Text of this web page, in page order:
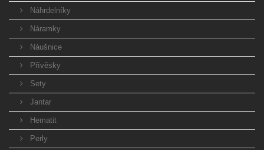
Náhrdelníky
Náramky
Náušnice
Přívěsky
Sety
Jantar
Hematit
Perly